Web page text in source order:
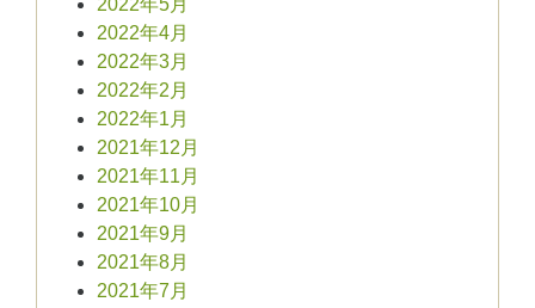
2022年5月
2022年4月
2022年3月
2022年2月
2022年1月
2021年12月
2021年11月
2021年10月
2021年9月
2021年8月
2021年7月